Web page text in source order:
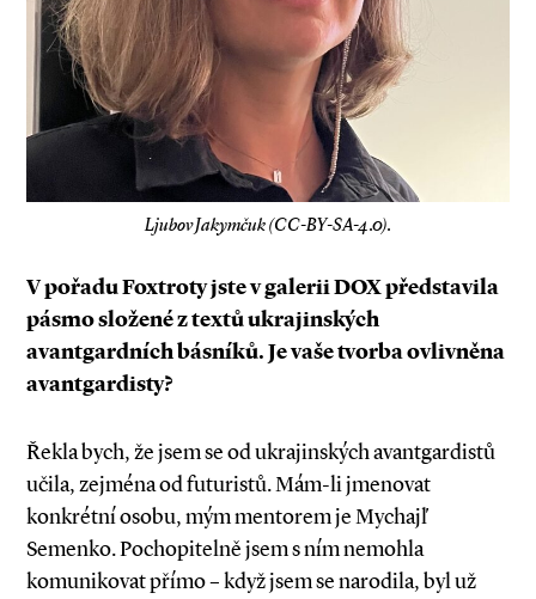
Ljubov Jakymčuk (CC-BY-SA-4.0).
V pořadu Foxtroty jste v galerii DOX představila
pásmo složené z textů ukrajinských
avantgardních básníků. Je vaše tvorba ovlivněna
avantgardisty?
Řekla bych, že jsem se od ukrajinských avantgardistů
učila, zejména od futuristů. Mám­-li jmenovat
konkrétní osobu, mým mentorem je Mychajľ
Semenko. Pochopitelně jsem s ním nemohla
komunikovat přímo – když jsem se narodila, byl už